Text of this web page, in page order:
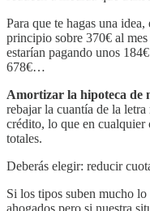
Para que te hagas una
principio sobre 370€ al
estarían pagando unos
678€…
Amortizar la hipoteca de
rebajar la cuantía de la
crédito, lo que en cualquier
totales.
Deberás elegir: reducir
Si los tipos suben mucho